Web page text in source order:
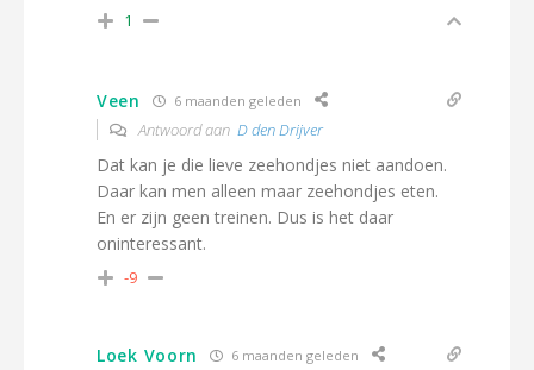
1
Veen 6 maanden geleden
Antwoord aan D den Drijver
Dat kan je die lieve zeehondjes niet aandoen.
Daar kan men alleen maar zeehondjes eten.
En er zijn geen treinen. Dus is het daar
oninteressant.
-9
Loek Voorn 6 maanden geleden